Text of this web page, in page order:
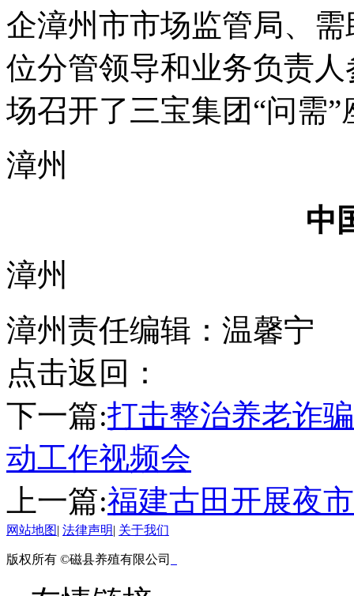
企漳州市市场监管局、
位分管领导和业务负责
场召开了三宝集团“问需
漳州
中
漳州
漳州责任编辑：温馨宁
点击返回：
下一篇:打击整治养老诈
动工作视频会
上一篇:福建古田开展夜
网站地图| 法律声明| 关于我们
版权所有 ©磁县养殖有限公司